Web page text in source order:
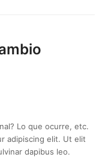
Lo que ocurre, etc.
adipiscing elit. Ut elit
dapibus leo.